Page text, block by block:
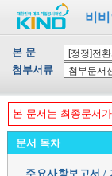
비
본 문
첨부서류
본 문서는 최종문서
문서 목차